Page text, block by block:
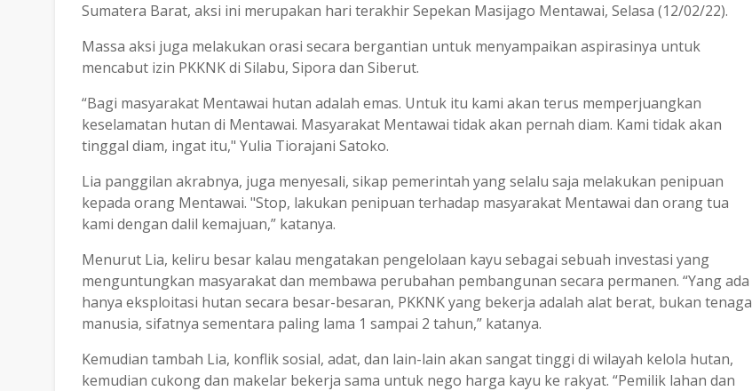
Sumatera Barat, aksi ini merupakan hari terakhir Sepekan Masijago Mentawai, Selasa (12/02/22).
Massa aksi juga melakukan orasi secara bergantian untuk menyampaikan aspirasinya untuk
mencabut izin PKKNK di Silabu, Sipora dan Siberut.
“Bagi masyarakat Mentawai hutan adalah emas. Untuk itu kami akan terus memperjuangkan
keselamatan hutan di Mentawai. Masyarakat Mentawai tidak akan pernah diam. Kami tidak akan
tinggal diam, ingat itu," Yulia Tiorajani Satoko.
Lia panggilan akrabnya, juga menyesali, sikap pemerintah yang selalu saja melakukan penipuan
kepada orang Mentawai. "Stop, lakukan penipuan terhadap masyarakat Mentawai dan orang tua
kami dengan dalil kemajuan,” katanya.
Menurut Lia, keliru besar kalau mengatakan pengelolaan kayu sebagai sebuah investasi yang
menguntungkan masyarakat dan membawa perubahan pembangunan secara permanen. “Yang ada
hanya eksploitasi hutan secara besar-besaran, PKKNK yang bekerja adalah alat berat, bukan tenaga
manusia, sifatnya sementara paling lama 1 sampai 2 tahun,” katanya.
Kemudian tambah Lia, konflik sosial, adat, dan lain-lain akan sangat tinggi di wilayah kelola hutan,
kemudian cukong dan makelar bekerja sama untuk nego harga kayu ke rakyat. “Pemilik lahan dan